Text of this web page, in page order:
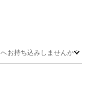
ち込みしませんか？